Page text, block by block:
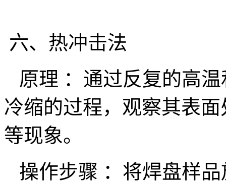
六、热冲击法
原理 ：通过反复的高
冷缩的过程，观察其表
等现象。
操作步骤 ：将焊盘样